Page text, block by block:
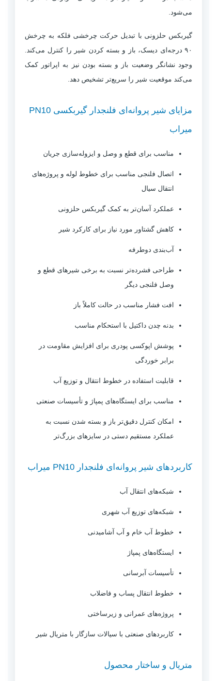
می‌شود.
گیربکس حلزونی با تبدیل حرکت چرخشی فلکه به چرخش
۹۰ درجه‌ای دیسک، باز و بسته کردن شیر را کنترل می‌کند.
وجود نشانگر وضعیت باز و بسته بودن نیز به اپراتور کمک
می‌کند موقعیت شیر را سریع‌تر تشخیص دهد.
مزایای شیر پروانه‌ای فلنجدار گیربکسی PN10
میراب
مناسب برای قطع و وصل و ایزوله‌سازی جریان
اتصال فلنجی مناسب برای خطوط لوله و پروژه‌های
انتقال سیال
عملکرد آسان‌تر به کمک گیربکس حلزونی
کاهش گشتاور مورد نیاز برای کارکرد شیر
آب‌بندی دوطرفه
طراحی فشرده‌تر نسبت به برخی شیرهای قطع و
وصل فلنجی دیگر
افت فشار مناسب در حالت کاملاً باز
بدنه چدن داکتیل با استحکام مناسب
پوشش اپوکسی پودری برای افزایش مقاومت در
برابر خوردگی
قابلیت استفاده در خطوط انتقال و توزیع آب
مناسب برای ایستگاه‌های پمپاژ و تأسیسات صنعتی
امکان کنترل دقیق‌تر باز و بسته شدن نسبت به
عملکرد مستقیم دستی در سایزهای بزرگ‌تر
کاربردهای شیر پروانه‌ای فلنجدار PN10 میراب
شبکه‌های انتقال آب
شبکه‌های توزیع آب شهری
خطوط آب خام و آب آشامیدنی
ایستگاه‌های پمپاژ
تأسیسات آبرسانی
خطوط انتقال پساب و فاضلاب
پروژه‌های عمرانی و زیرساختی
کاربردهای صنعتی با سیالات سازگار با متریال شیر
متریال و ساختار محصول